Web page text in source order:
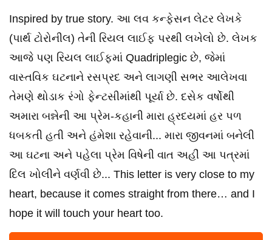
Inspired by true story. આ લવ કન્ફેસન લેટર લેખકે
(પાર્થ ટોરોનીલ) તેની રિયલ લાઈફ પરથી લખેલો છે. લેખક
આજે પણ રિયલ લાઈફમાં Quadriplegic છે, જેમાં
વાસ્તવિક ઘટનાને રસપ્રદ અને લાગણી સભર આલેખવા
તેમણે થોડાક રંગો ફેન્ટસીમાંથી પૂર્યા છે. દસેક વર્ષોથી
અમારા બન્નેની આ પ્રેમ-કહાની મારા હ્રદયમાં હર પળ
ધબકતી હતી અને હંમેશા રહેવાની... મારા જીવનમાં બનેલી
આ ઘટના અને પહેલા પ્રેમ વિષેની વાત અહીં આ પત્રમાં
દિલ ખોલીને વર્ણવી છે... This letter is very close to my
heart, because it comes straight from there… and I
hope it will touch your heart too.